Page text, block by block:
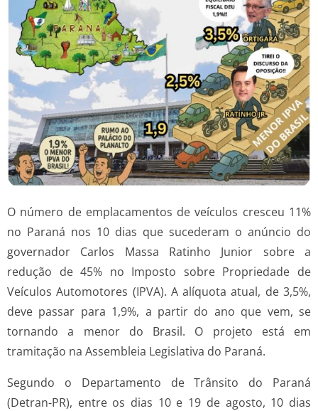
O número de emplacamentos de veículos cresceu 11%
no Paraná nos 10 dias que sucederam o anúncio do
governador Carlos Massa Ratinho Junior sobre a
redução de 45% no Imposto sobre Propriedade de
Veículos Automotores (IPVA). A alíquota atual, de 3,5%,
deve passar para 1,9%, a partir do ano que vem, se
tornando a menor do Brasil. O projeto está em
tramitação na Assembleia Legislativa do Paraná.
Segundo o Departamento de Trânsito do Paraná
(Detran-PR), entre os dias 10 e 19 de agosto, 10 dias